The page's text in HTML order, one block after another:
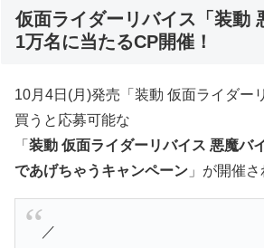
仮面ライダーリバイス「装動
1万名に当たるCP開催！
10月4日(月)発売「装動 仮面ライダー
買うと応募可能な
「 装動 仮面ライダーリバイス 悪魔バ
であげちゃうキャンペーン 」が開催さ
／